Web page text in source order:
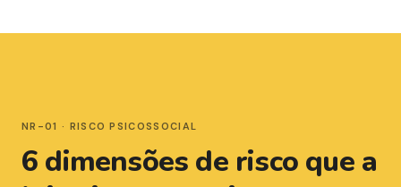
NR-01 · RISCO PSICOSSOCIAL
6 dimensões de risco que a